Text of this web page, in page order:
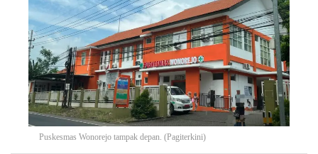
Puskesmas Wonorejo tampak depan. (Pagiterkini)